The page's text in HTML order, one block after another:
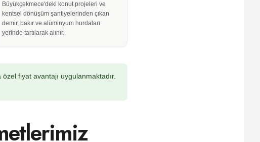
Büyükçekmece'deki konut projeleri ve
kentsel dönüşüm şantiyelerinden çıkan
demir, bakır ve alüminyum hurdaları
yerinde tartılarak alınır.
fiyat avantajı uygulanmaktadır.